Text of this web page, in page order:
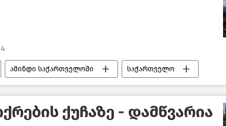
ამინდი საქართველოში საქართველო
ქუჩაზე - დამწვარია